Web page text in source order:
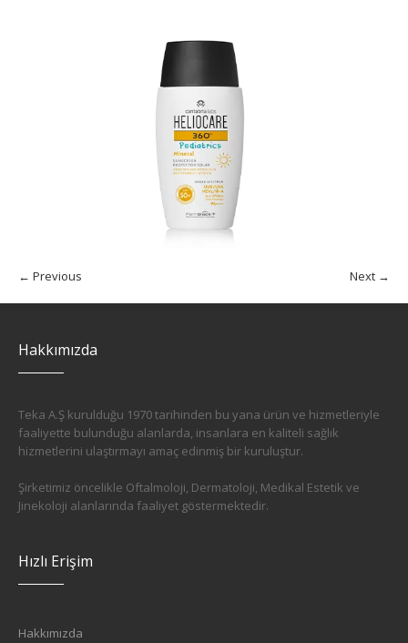
← Previous Next →
Hakkımızda
Teka A.Ş kurulduğu 1970 tarihinden bu yana ürün ve hizmetleriyle
faaliyette bulunduğu alanlarda, insanlara en kaliteli sağlık
hizmetlerini ulaştırmayı amaç edinmiş bir kuruluştur.
Şirketimiz öncelikle Oftalmoloji, Dermatoloji, Medikal Estetik ve
Jinekoloji alanlarında faaliyet göstermektedir.
Hızlı Erişim
Hakkımızda